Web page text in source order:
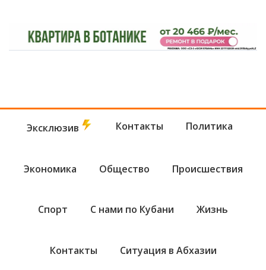
Эксклюзив Контакты Политика
Экономика Общество Происшествия
Спорт С нами по Кубани Жизнь
Контакты Ситуация в Абхазии